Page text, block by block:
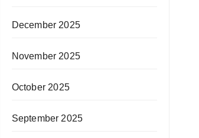
December 2025
November 2025
October 2025
September 2025